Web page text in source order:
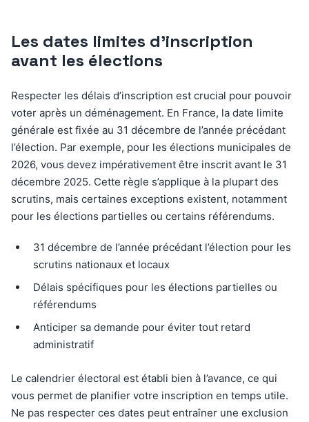
Les dates limites d’inscription
avant les élections
Respecter les délais d’inscription est crucial pour pouvoir
voter après un déménagement. En France, la date limite
générale est fixée au 31 décembre de l’année précédant
l’élection. Par exemple, pour les élections municipales de
2026, vous devez impérativement être inscrit avant le 31
décembre 2025. Cette règle s’applique à la plupart des
scrutins, mais certaines exceptions existent, notamment
pour les élections partielles ou certains référendums.
31 décembre de l’année précédant l’élection pour les
scrutins nationaux et locaux
Délais spécifiques pour les élections partielles ou
référendums
Anticiper sa demande pour éviter tout retard
administratif
Le calendrier électoral est établi bien à l’avance, ce qui
vous permet de planifier votre inscription en temps utile.
Ne pas respecter ces dates peut entraîner une exclusion